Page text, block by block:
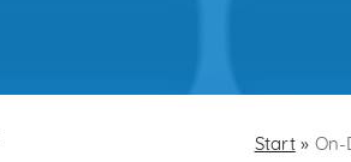
Start»